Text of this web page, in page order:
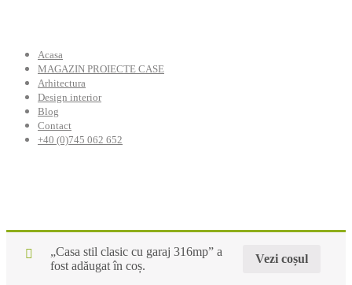
Acasa
MAGAZIN PROIECTE CASE
Arhitectura
Design interior
Blog
Contact
+40 (0)745 062 652
Vezi coșul
„Casa stil clasic cu garaj 316mp” a
fost adăugat în coș.